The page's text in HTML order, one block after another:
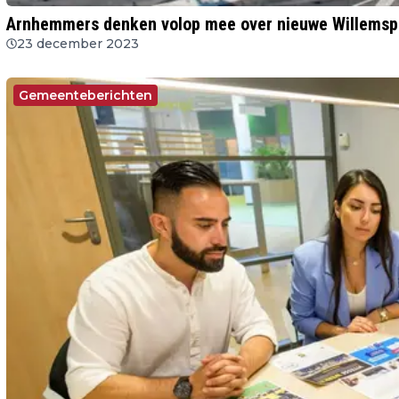
Arnhemmers denken volop mee over nieuwe
23 december 2023
Gemeenteberichten